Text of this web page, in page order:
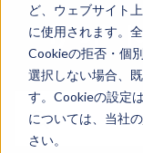
ど、ウェブサイト
に使用されます。
Cookieの拒否・個
選択しない場合、
す。Cookieの設定
については、当社の
さい。
サイ